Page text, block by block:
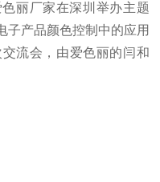
丽厂家在深圳举办主题
子产品颜色控制中的应用
流会，由爱色丽的闫和